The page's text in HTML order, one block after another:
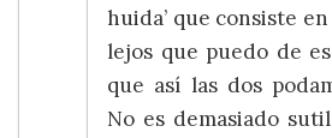
huida’ que consiste
lejos que puedo de
que así las dos
No es demasiado